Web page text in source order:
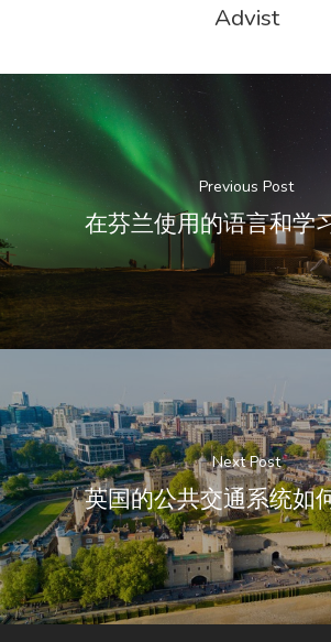
Advist
Previous Post
在芬兰使用的语言和学
Next Post
英国的公共交通系统如